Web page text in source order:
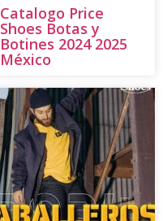
Catalogo Price
Shoes Botas y
Botines 2024 2025
México